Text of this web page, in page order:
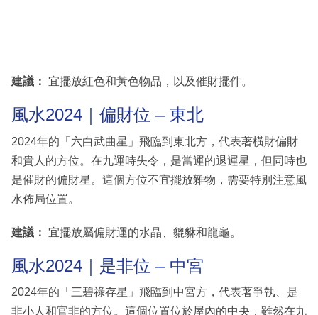
建議： 宜擺放紅色和黃色物品，以及催財擺件。
風水2024｜偏財位 – 東北
2024年的「六白武曲星」飛臨到東北方，代表著橫財偏財
和貴人的方位。在九運時失令，是當運的退運星，但同時也
是催財的偏財星。這個方位不宜擺放雜物，需要特別注意風
水佈局位置。
建議： 宜擺放屬偏財運的水晶、貔貅和龍龜。
風水2024｜是非位 – 中宮
2024年的「三碧祿存星」飛臨到中宮方，代表著爭執、是
非小人和官非的方位。這個位置位於屋內的中央，雖然在九